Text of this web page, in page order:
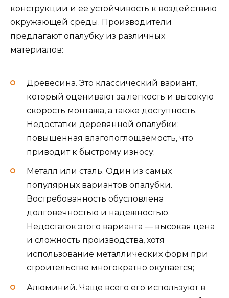
конструкции и ее устойчивость к воздействию
окружающей среды. Производители
предлагают опалубку из различных
материалов:
Древесина. Это классический вариант,
который оценивают за легкость и высокую
скорость монтажа, а также доступность.
Недостатки деревянной опалубки:
повышенная влагопоглощаемость, что
приводит к быстрому износу;
Металл или сталь. Один из самых
популярных вариантов опалубки.
Востребованность обусловлена
долговечностью и надежностью.
Недостаток этого варианта — высокая цена
и сложность производства, хотя
использование металлических форм при
строительстве многократно окупается;
Алюминий. Чаще всего его используют в